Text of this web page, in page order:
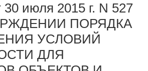
июля 2015 г. N 527
ПОРЯДКА
УСЛОВИЙ
ДЛЯ